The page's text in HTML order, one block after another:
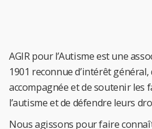
AGIR pour l’Autisme est une
1901 reconnue d’intérêt
accompagnée et de soutenir les
l’autisme et de défendre leurs
Nous agissons pour faire